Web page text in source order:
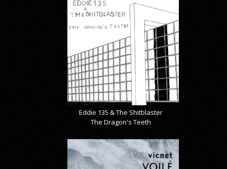
Eddie 135 & The Shitblaster
The Dragon's Teeth